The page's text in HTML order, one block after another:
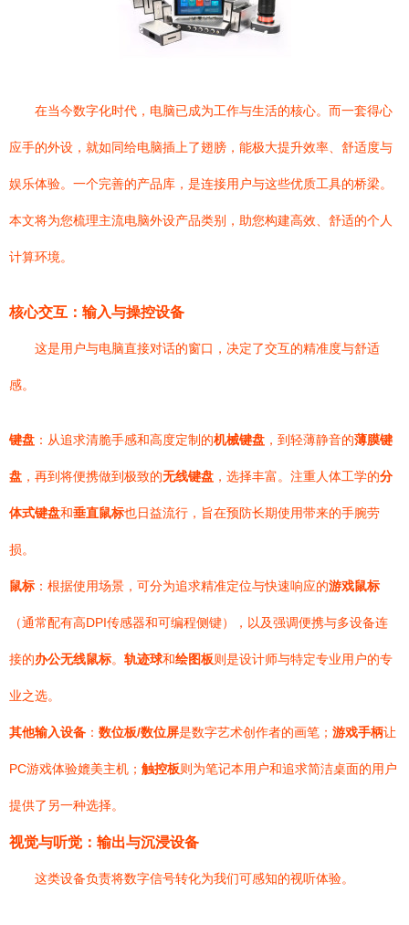
在当今数字化时代，电脑已成为工作与生活的核心。而一套得心
应手的外设，就如同给电脑插上了翅膀，能极大提升效率、舒适度与
娱乐体验。一个完善的产品库，是连接用户与这些优质工具的桥梁。
本文将为您梳理主流电脑外设产品类别，助您构建高效、舒适的个人
计算环境。
核心交互：输入与操控设备
这是用户与电脑直接对话的窗口，决定了交互的精准度与舒适
感。
键盘 ：从追求清脆手感和高度定制的机械键盘 ，到轻薄静音的薄膜键
盘 ，再到将便携做到极致的无线键盘 ，选择丰富。注重人体工学的分
体式键盘和垂直鼠标也日益流行，旨在预防长期使用带来的手腕劳
损。
鼠标 ：根据使用场景，可分为追求精准定位与快速响应的游戏鼠标
（通常配有高DPI传感器和可编程侧键），以及强调便携与多设备连
接的办公无线鼠标。 轨迹球和绘图板则是设计师与特定专业用户的专
业之选。
其他输入设备 ： 数位板/数位屏是数字艺术创作者的画笔； 游戏手柄让
PC游戏体验媲美主机； 触控板则为笔记本用户和追求简洁桌面的用户
提供了另一种选择。
视觉与听觉：输出与沉浸设备
这类设备负责将数字信号转化为我们可感知的视听体验。